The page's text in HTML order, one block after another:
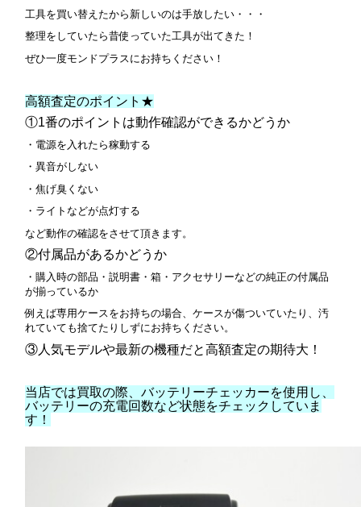
工具を買い替えたから新しいのは手放したい・・・
整理をしていたら昔使っていた工具が出てきた！
ぜひ一度モンドプラスにお持ちください！
高額査定のポイント★
①1番のポイントは動作確認ができるかどうか
・電源を入れたら稼動する
・異音がしない
・焦げ臭くない
・ライトなどが点灯する
など動作の確認をさせて頂きます。
②付属品があるかどうか
・購入時の部品・説明書・箱・アクセサリーなどの純正の付属品
が揃っているか
例えば専用ケースをお持ちの場合、ケースが傷ついていたり、汚
れていても捨てたりしずにお持ちください。
③人気モデルや最新の機種だと高額査定の期待大！
当店では買取の際、バッテリーチェッカーを使用し、
バッテリーの充電回数など状態をチェックしていま
す！